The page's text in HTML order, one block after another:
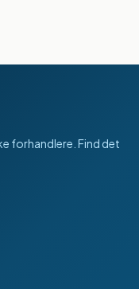
forhandlere. Find det